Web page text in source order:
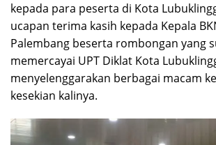
kepada para peserta di Kota
ucapan terima kasih kepada Kepala
Palembang beserta rombongan yang
memercayai UPT Diklat Kota
menyelenggarakan berbagai macam
kesekian kalinya.